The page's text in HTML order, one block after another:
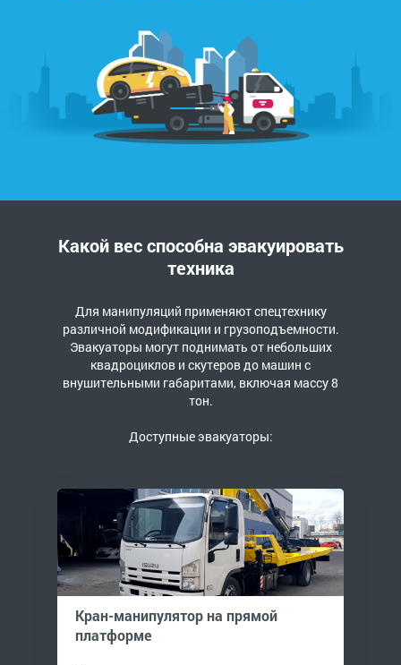
Какой вес способна эвакуировать
техника
Для манипуляций применяют спецтехнику
различной модификации и грузоподъемности.
Эвакуаторы могут поднимать от небольших
квадроциклов и скутеров до машин с
внушительными габаритами, включая массу 8
тон.
Доступные эвакуаторы:
Кран-манипулятор на прямой
платформе